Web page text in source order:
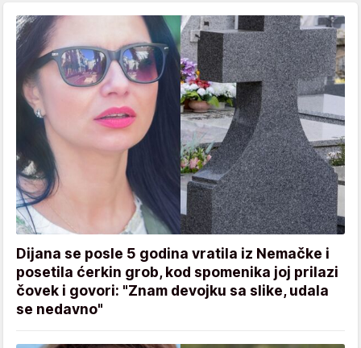
Dijana se posle 5 godina vratila iz Nemačke i
posetila ćerkin grob, kod spomenika joj prilazi
čovek i govori: "Znam devojku sa slike, udala
se nedavno"